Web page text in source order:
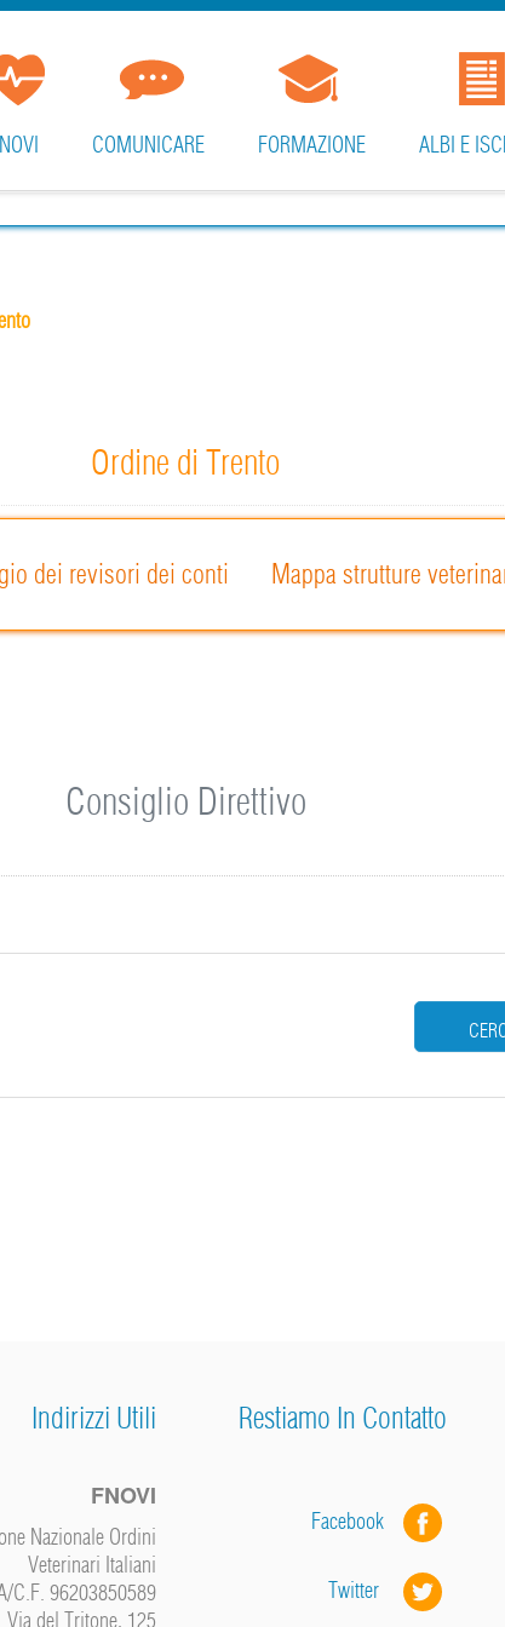
COMUNICARE FORMAZIONE ALBI E
Ordine di Trento
dei revisori dei conti Mappa strutture
Consiglio Direttivo
Indirizzi Utili
FNOVI
Nazionale Ordini
Veterinari Italiani
C.F. 96203850589
Via del Tritone, 125
Restiamo In Contatto
Facebook
Twitter